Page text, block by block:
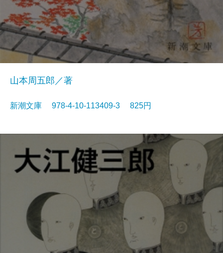
山本周五郎／著
新潮文庫 978-4-10-113409-3 825円